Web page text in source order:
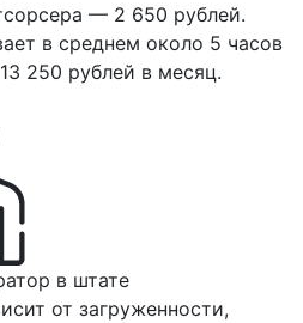
— 2 650 рублей.
в среднем около 5 часов
250 рублей в месяц.
в штате
от загруженности,